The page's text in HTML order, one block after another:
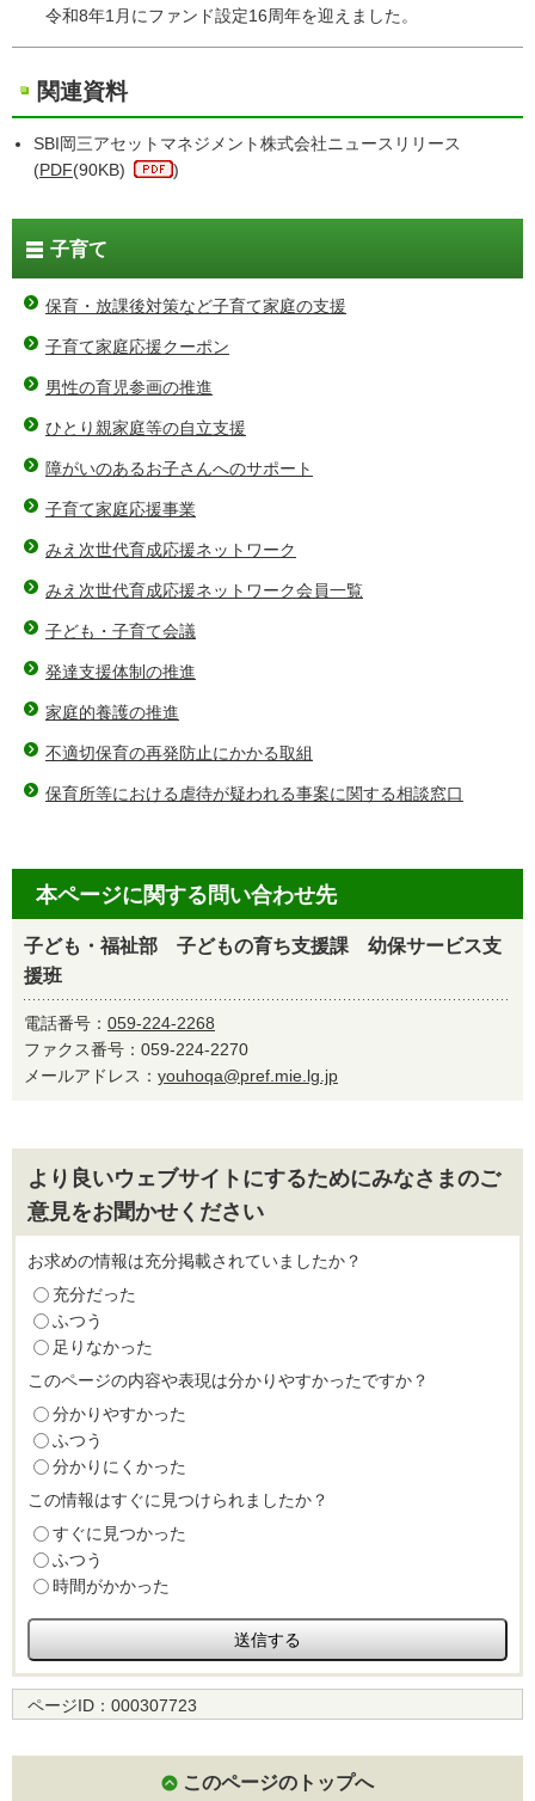
令和8年1月にファンド設定16周年を迎えました。
関連資料
SBI岡三アセットマネジメント株式会社ニュースリリース
(PDF(90KB) )
子育て
保育・放課後対策など子育て家庭の支援
子育て家庭応援クーポン
男性の育児参画の推進
ひとり親家庭等の自立支援
障がいのあるお子さんへのサポート
子育て家庭応援事業
みえ次世代育成応援ネットワーク
みえ次世代育成応援ネットワーク会員一覧
子ども・子育て会議
発達支援体制の推進
家庭的養護の推進
不適切保育の再発防止にかかる取組
保育所等における虐待が疑われる事案に関する相談窓口
本ページに関する問い合わせ先
子ども・福祉部 子どもの育ち支援課 幼保サービス支
援班
電話番号： 059-224-2268
ファクス番号：059-224-2270
メールアドレス： youhoqa@pref.mie.lg.jp
より良いウェブサイトにするためにみなさまのご
意見をお聞かせください
お求めの情報は充分掲載されていましたか？
充分だった
ふつう
足りなかった
このページの内容や表現は分かりやすかったですか？
分かりやすかった
ふつう
分かりにくかった
この情報はすぐに見つけられましたか？
すぐに見つかった
ふつう
時間がかかった
ページID： 000307723
このページのトップへ